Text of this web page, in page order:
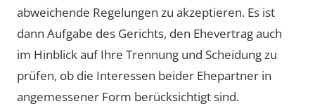
abweichende Regelungen zu akzeptieren. Es ist
dann Aufgabe des Gerichts, den Ehevertrag auch
im Hinblick auf Ihre Trennung und Scheidung zu
prüfen, ob die Interessen beider Ehepartner in
angemessener Form berücksichtigt sind.